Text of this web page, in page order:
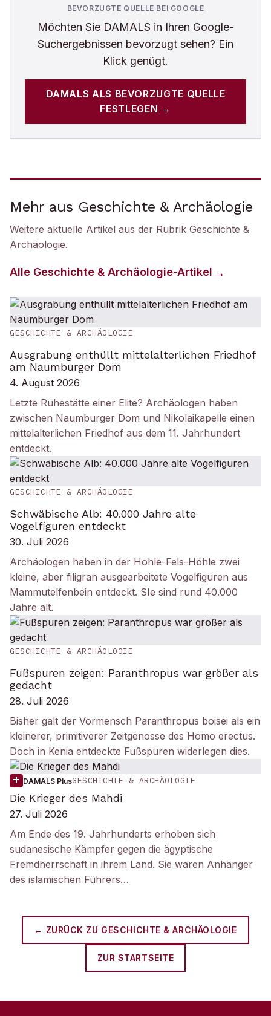
BEVORZUGTE QUELLE BEI GOOGLE
Möchten Sie DAMALS in Ihren Google-
Suchergebnissen bevorzugt sehen? Ein
Klick genügt.
DAMALS ALS BEVORZUGTE QUELLE
FESTLEGEN →
Mehr aus Geschichte & Archäologie
Weitere aktuelle Artikel aus der Rubrik Geschichte &
Archäologie.
Alle Geschichte & Archäologie-Artikel
GESCHICHTE & ARCHÄOLOGIE
Ausgrabung enthüllt mittelalterlichen Friedhof
am Naumburger Dom
4. August 2026
Letzte Ruhestätte einer Elite? Archäologen haben
zwischen Naumburger Dom und Nikolaikapelle einen
mittelalterlichen Friedhof aus dem 11. Jahrhundert
entdeckt.
GESCHICHTE & ARCHÄOLOGIE
Schwäbische Alb: 40.000 Jahre alte
Vogelfiguren entdeckt
30. Juli 2026
Archäologen haben in der Hohle-Fels-Höhle zwei
kleine, aber filigran ausgearbeitete Vogelfiguren aus
Mammutelfenbein entdeckt. SIe sind rund 40.000
Jahre alt.
GESCHICHTE & ARCHÄOLOGIE
Fußspuren zeigen: Paranthropus war größer als
gedacht
28. Juli 2026
Bisher galt der Vormensch Paranthropus boisei als ein
kleinerer, primitiverer Zeitgenosse des Homo erectus.
Doch in Kenia entdeckte Fußspuren widerlegen dies.
DAMALS PlusGESCHICHTE & ARCHÄOLOGIE
Die Krieger des Mahdi
27. Juli 2026
Am Ende des 19. Jahrhunderts erhoben sich
sudanesische Kämpfer gegen die ägyptische
Fremdherrschaft in ihrem Land. Sie waren Anhänger
des islamischen Führers…
← ZURÜCK ZU GESCHICHTE & ARCHÄOLOGIE
ZUR STARTSEITE